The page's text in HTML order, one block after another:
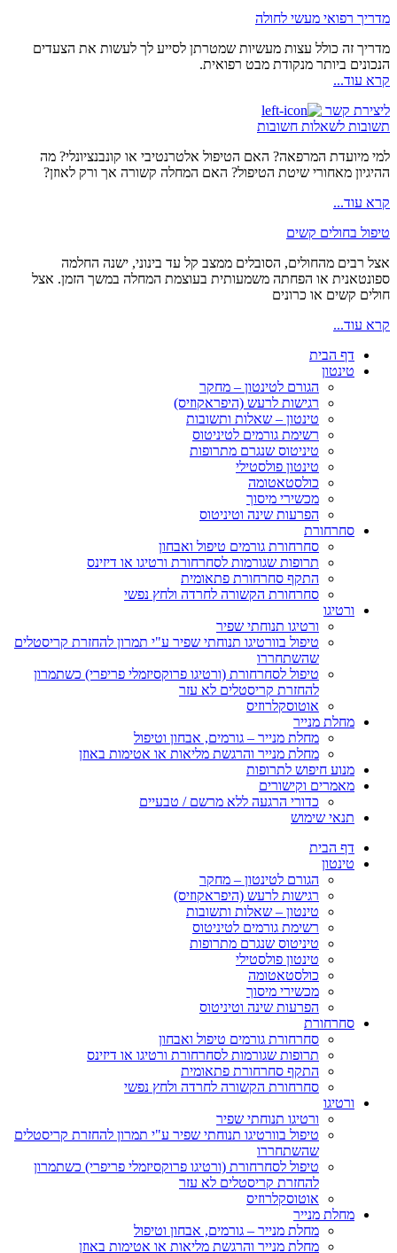
מדריך רפואי מעשי לחולה
מדריך זה כולל עצות מעשיות שמטרתן לסייע לך לעשות את הצעדים
הנכונים ביותר מנקודת מבט רפואית.
קרא עוד...
ליצירת קשר
תשובות לשאלות חשובות
למי מיועדת המרפאה? האם הטיפול אלטרנטיבי או קונבנציונלי? מה
ההיגיון מאחורי שיטת הטיפול? האם המחלה קשורה אך ורק לאוזן?
קרא עוד...
טיפול בחולים קשים
אצל רבים מהחולים, הסובלים ממצב קל עד בינוני, ישנה החלמה
ספונטאנית או הפחתה משמעותית בעוצמת המחלה במשך הזמן. אצל
חולים קשים או כרונים
קרא עוד...
דף הבית
טינטון
הגורם לטינטון – מחקר
רגישות לרעש (היפראקוזיס)
טינטון – שאלות ותשובות
רשימת גורמים לטיניטוס
טיניטוס שנגרם מתרופות
טינטון פולסטילי
כולסטאטומה
מכשירי מיסוך
הפרעות שינה וטיניטוס
סחרחורת
סחרחורת גורמים טיפול ואבחון
תרופות שגורמות לסחרחורת ורטיגו או דיזינס
התקף סחרחורת פתאומית
סחרחורת הקשורה לחרדה ולחץ נפשי
ורטיגו
ורטיגו תנוחתי שפיר
טיפול בוורטיגו תנוחתי שפיר ע"י תמרון להחזרת קריסטלים
שהשתחררו
טיפול לסחרחורת (ורטיגו פרוקסיזמלי פריפרי) כשתמרון
להחזרת קריסטלים לא עזר
אוטוסקלרוזיס
מחלת מנייר
מחלת מנייר – גורמים, אבחון וטיפול
מחלת מנייר והרגשת מליאות או אטימות באוזן
מנוע חיפוש לתרופות
מאמרים וקישורים
כדורי הרגעה ללא מרשם / טבעיים
תנאי שימוש
דף הבית
טינטון
הגורם לטינטון – מחקר
רגישות לרעש (היפראקוזיס)
טינטון – שאלות ותשובות
רשימת גורמים לטיניטוס
טיניטוס שנגרם מתרופות
טינטון פולסטילי
כולסטאטומה
מכשירי מיסוך
הפרעות שינה וטיניטוס
סחרחורת
סחרחורת גורמים טיפול ואבחון
תרופות שגורמות לסחרחורת ורטיגו או דיזינס
התקף סחרחורת פתאומית
סחרחורת הקשורה לחרדה ולחץ נפשי
ורטיגו
ורטיגו תנוחתי שפיר
טיפול בוורטיגו תנוחתי שפיר ע"י תמרון להחזרת קריסטלים
שהשתחררו
טיפול לסחרחורת (ורטיגו פרוקסיזמלי פריפרי) כשתמרון
להחזרת קריסטלים לא עזר
אוטוסקלרוזיס
מחלת מנייר
מחלת מנייר – גורמים, אבחון וטיפול
מחלת מנייר והרגשת מליאות או אטימות באוזן